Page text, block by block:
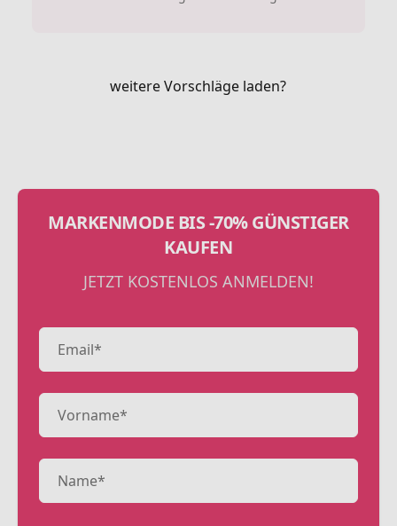
weitere Vorschläge laden?
MARKENMODE BIS -70% GÜNSTIGER
KAUFEN
JETZT KOSTENLOS ANMELDEN!